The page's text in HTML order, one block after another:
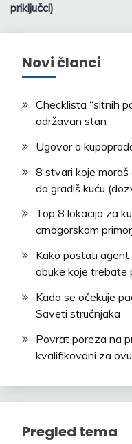
priključci)
Novi članci
Checklista “sitnih
održavan stan
Ugovor o
8 stvari koje
da gradiš kuću
Top 8 lokacija za
crnogorskom
Kako postati agent
obuke koje trebate
Kada se očekuje
Saveti stručnjaka
Povrat poreza na
kvalifikovani za
Pregled tema